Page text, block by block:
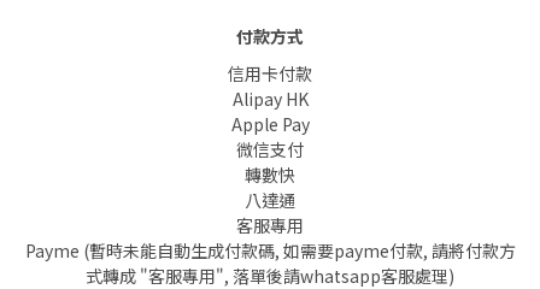
付款方式
信用卡付款
Alipay HK
Apple Pay
微信支付
轉數快
八達通
客服專用
Payme (暫時未能自動生成付款碼, 如需要payme付款, 請將付款方
式轉成 "客服專用", 落單後請whatsapp客服處理)